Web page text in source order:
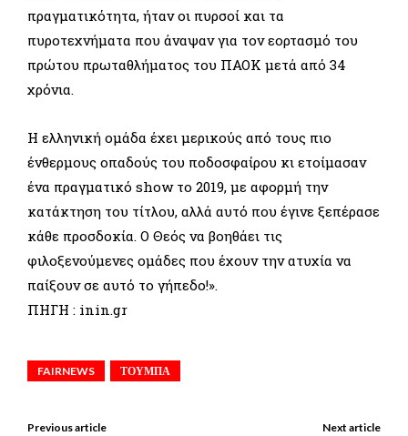
πραγματικότητα, ήταν οι πυρσοί και τα
πυροτεχνήματα που άναψαν για τον εορτασμό του
πρώτου πρωταθλήματος του ΠΑΟΚ μετά από 34
χρόνια.
Η ελληνική ομάδα έχει μερικούς από τους πιο
ένθερμους οπαδούς του ποδοσφαίρου κι ετοίμασαν
ένα πραγματικό show το 2019, με αφορμή την
κατάκτηση του τίτλου, αλλά αυτό που έγινε ξεπέρασε
κάθε προσδοκία. Ο Θεός να βοηθάει τις
φιλοξενούμενες ομάδες που έχουν την ατυχία να
παίξουν σε αυτό το γήπεδο!».
ΠΗΓΗ : inin.gr
FAIRNEWS ΤΟΥΜΠΑ
Previous article Next article